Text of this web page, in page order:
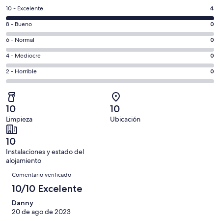
en
una
ventana
nueva
4
comentarios
de
un
total
de
4
con
una
puntuación
de
10
-
Excelente
10 - Excelente 4
0
comentarios
de
un
total
de
con
una
puntuación
de
8
-
Bueno
8 - Bueno 0
0
comentarios
de
un
total
de
4
con
una
puntuación
de
6
-
Normal
6 - Normal 0
0
comentarios
de
total
de
4
con
una
puntuación
de
Mediocre
4 - Mediocre 0
0
comentarios
de
un
total
de
4
con
una
puntuación
de
Horrible
2 - Horrible 0
10
Limpieza
10
Ubicación
10
Instalaciones y estado del
alojamiento
Comentarios
Comentario verificado
10/10 Excelente
Danny
20 de ago de 2023